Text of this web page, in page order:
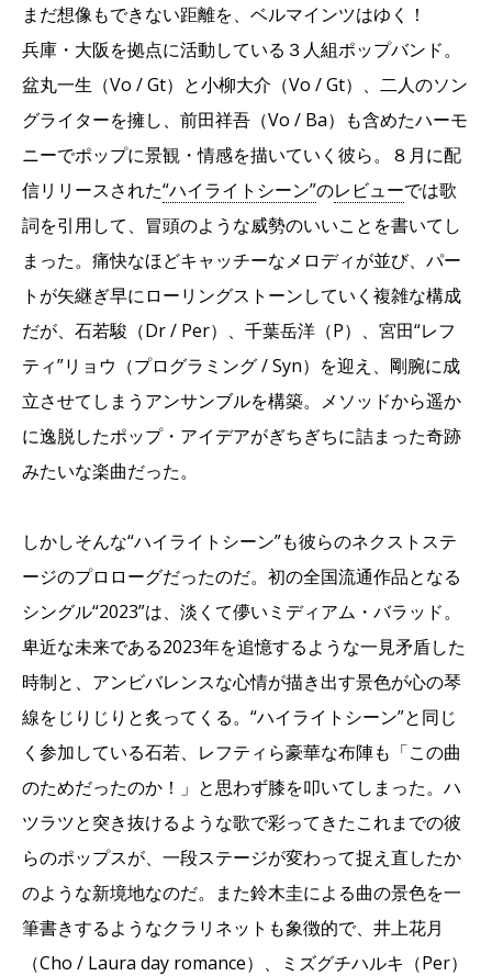
まだ想像もできない距離を、ベルマインツはゆく！
兵庫・大阪を拠点に活動している３人組ポップバンド。
盆丸一生（Vo / Gt）と小柳大介（Vo / Gt）、二人のソン
グライターを擁し、前田祥吾（Vo / Ba）も含めたハーモ
ニーでポップに景観・情感を描いていく彼ら。８月に配
信リリースされた“ハイライトシーン”のレビューでは歌
詞を引用して、冒頭のような威勢のいいことを書いてし
まった。痛快なほどキャッチーなメロディが並び、パー
トが矢継ぎ早にローリングストーンしていく複雑な構成
だが、石若駿（Dr / Per）、千葉岳洋（P）、宮田“レフ
ティ”リョウ（プログラミング / Syn）を迎え、剛腕に成
立させてしまうアンサンブルを構築。メソッドから遥か
に逸脱したポップ・アイデアがぎちぎちに詰まった奇跡
みたいな楽曲だった。
しかしそんな“ハイライトシーン”も彼らのネクストステ
ージのプロローグだったのだ。初の全国流通作品となる
シングル“2023”は、淡くて儚いミディアム・バラッド。
卑近な未来である2023年を追憶するような一見矛盾した
時制と、アンビバレンスな心情が描き出す景色が心の琴
線をじりじりと炙ってくる。“ハイライトシーン”と同じ
く参加している石若、レフティら豪華な布陣も「この曲
のためだったのか！」と思わず膝を叩いてしまった。ハ
ツラツと突き抜けるような歌で彩ってきたこれまでの彼
らのポップスが、一段ステージが変わって捉え直したか
のような新境地なのだ。また鈴木圭による曲の景色を一
筆書きするようなクラリネットも象徴的で、井上花月
（Cho / Laura day romance）、ミズグチハルキ（Per）